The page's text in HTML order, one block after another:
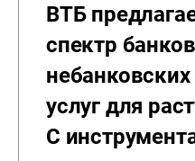
ВТБ
спектр
услуг для
С